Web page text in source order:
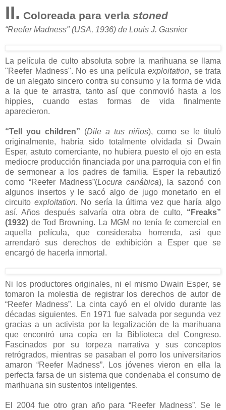
II. Coloreada para verla stoned
“Reefer Madness" (USA, 1936) de Louis J. Gasnier
La película de culto absoluta sobre la marihuana se llama
"Reefer Madness". No es una película exploitation, se trata
de un alegato sincero contra su consumo y la forma de vida
a la que te arrastra, tanto así que conmovió hasta a los
hippies, cuando estas formas de vida finalmente
aparecieron.
“Tell you children” (Dile a tus niños), como se le tituló
originalmente, habría sido totalmente olvidada si Dwain
Esper, astuto comerciante, no hubiera puesto el ojo en esta
mediocre producción financiada por una parroquia con el fin
de sermonear a los padres de familia. Esper la rebautizó
como “Reefer Madness”(Locura canábica), la sazonó con
algunos insertos y le sacó algo de jugo monetario en el
circuito exploitation. No sería la última vez que haría algo
así. Años después salvaría otra obra de culto, “Freaks”
(1932) de Tod Browning. La MGM no tenía fe comercial en
aquella película, que consideraba horrenda, así que
arrendaró sus derechos de exhibición a Esper que se
encargó de hacerla inmortal.
Ni los productores originales, ni el mismo Dwain Esper, se
tomaron la molestia de registrar los derechos de autor de
“Reefer Madness”. La cinta cayó en el olvido durante las
décadas siguientes. En 1971 fue salvada por segunda vez
gracias a un activista por la legalización de la marihuana
que encontró una copia en la Biblioteca del Congreso.
Fascinados por su torpeza narrativa y sus conceptos
retrógrados, mientras se pasaban el porro los universitarios
amaron “Reefer Madness”. Los jóvenes vieron en ella la
perfecta farsa de un sistema que condenaba el consumo de
marihuana sin sustentos inteligentes.
El 2004 fue otro gran año para “Reefer Madness”. Se le